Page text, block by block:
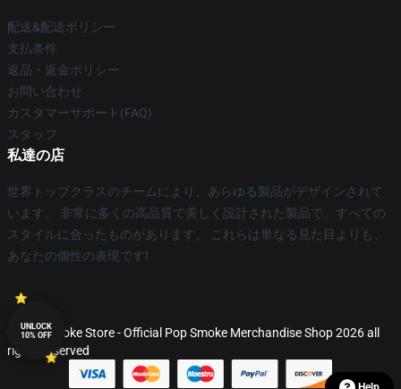
配送&配送ポリシー
支払条件
返品・返金ポリシー
お問い合わせ
カスタマーサポート(FAQ)
スタッフ
私達の店
世界トップクラスのチームにより、あらゆる製品がデザインされて
います。 非常に多くの高品質で美しく設計された製品で、すべての
スタイルに合ったものがあります。 これらは単なる見た目よりも、
あなたの個性の表現です!
© Pop Smoke Store - Official Pop Smoke Merchandise Shop 2026 all
rights reserved
UNLOCK
10% OFF